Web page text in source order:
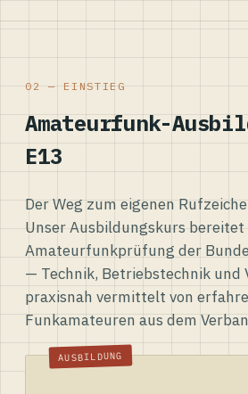
02 — EINSTIEG
Amateurfunk-
E13
Der Weg zum eigenen
Unser Ausbildungskurs
Amateurfunkprüfung der
— Technik, Betriebstechnik und
praxisnah vermittelt von
Funkamateuren aus dem